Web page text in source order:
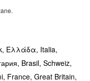
Ελλάδα, Italia,
Brasil, Schweiz,
France, Great Britain,